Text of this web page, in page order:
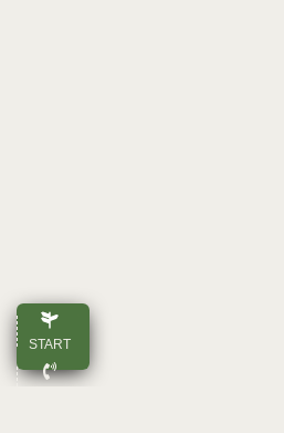
START